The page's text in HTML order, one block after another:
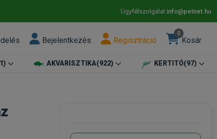
Ügyfélszolgálat:info@petnet.hu
Bejelentkezés Regisztráció
0
Kosár
AKVARISZTIKA(922) KERTITÓ(97)